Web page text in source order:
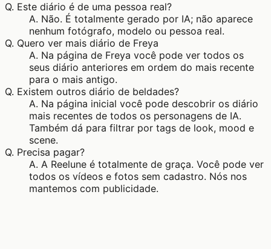
Q. Este diário é de uma pessoa real?
A. Não. É totalmente gerado por IA; não aparece
nenhum fotógrafo, modelo ou pessoa real.
Q. Quero ver mais diário de Freya
A. Na página de Freya você pode ver todos os
seus diário anteriores em ordem do mais recente
para o mais antigo.
Q. Existem outros diário de beldades?
A. Na página inicial você pode descobrir os diário
mais recentes de todos os personagens de IA.
Também dá para filtrar por tags de look, mood e
scene.
Q. Precisa pagar?
A. A Reelune é totalmente de graça. Você pode ver
todos os vídeos e fotos sem cadastro. Nós nos
mantemos com publicidade.